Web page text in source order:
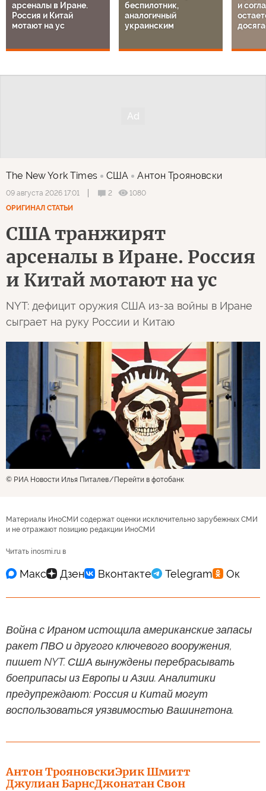
арсеналы в Иране.
Россия и Китай
мотают на ус
беспилотник,
аналогичный
украинским
и
The New York Times США Антон Трояновски
09 августа 2026 17:01 2
1080
ОРИГИНАЛ СТАТЬИ
США транжирят
арсеналы в Иране. Россия
и Китай мотают на ус
NYT: дефицит оружия США из-за войны в Иране
сыграет на руку России и Китаю
© РИА Новости Илья Питалев Перейти в фотобанк
Материалы ИноСМИ содержат оценки исключительно зарубежных СМИ
и не отражают позицию редакции ИноСМИ
Читать inosmi.ru в
Война с Ираном истощила американские запасы
ракет ПВО и другого ключевого вооружения,
пишет NYT. США вынуждены перебрасывать
боеприпасы из Европы и Азии. Аналитики
предупреждают: Россия и Китай могут
воспользоваться уязвимостью Вашингтона.
Антон ТрояновскиЭрик Шмитт
Джулиан БарнсДжонатан Свон